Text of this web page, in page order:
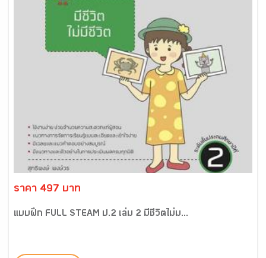
ราคา 497 บาท
แบบฝึก FULL STEAM ป.2 เล่ม 2 มีชีวิตไม่ม...